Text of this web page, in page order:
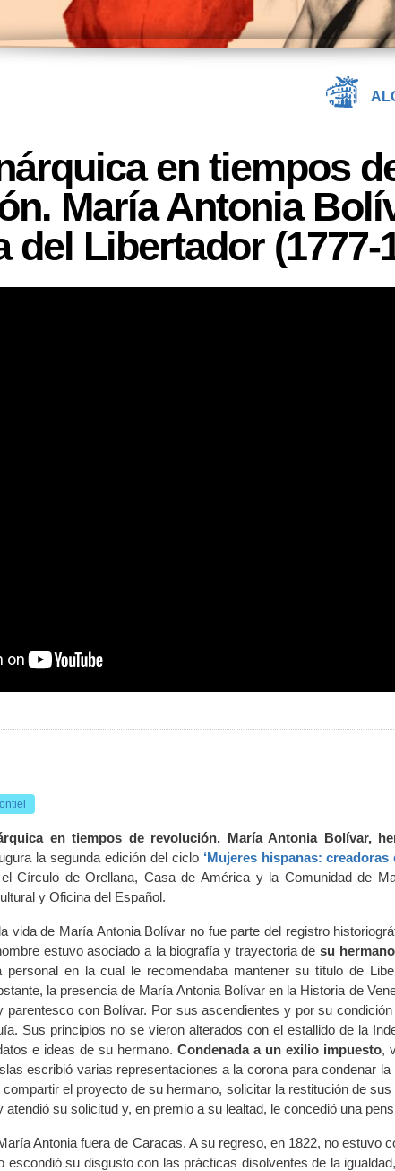
en tiempos
María Antonia
del Libertador (1777-
en tiempos de revolución. María Antonia Bolívar,
la segunda edición del ciclo ‘Mujeres hispanas:
Círculo de Orellana, Casa de América y la Comunidad de
y Oficina del Español.
vida de María Antonia Bolívar no fue parte del registro
estuvo asociado a la biografía y trayectoria de su
personal en la cual le recomendaba mantener su título de
la presencia de María Antonia Bolívar en la Historia de
parentesco con Bolívar. Por sus ascendientes y por su
Sus principios no se vieron alterados con el estallido de la
e ideas de su hermano. Condenada a un exilio impuesto,
escribió varias representaciones a la corona para condenar
el proyecto de su hermano, solicitar la restitución de
su solicitud y, en premio a su lealtad, le concedió una
Antonia fuera de Caracas. A su regreso, en 1822, no estuvo
escondió su disgusto con las prácticas disolventes de la